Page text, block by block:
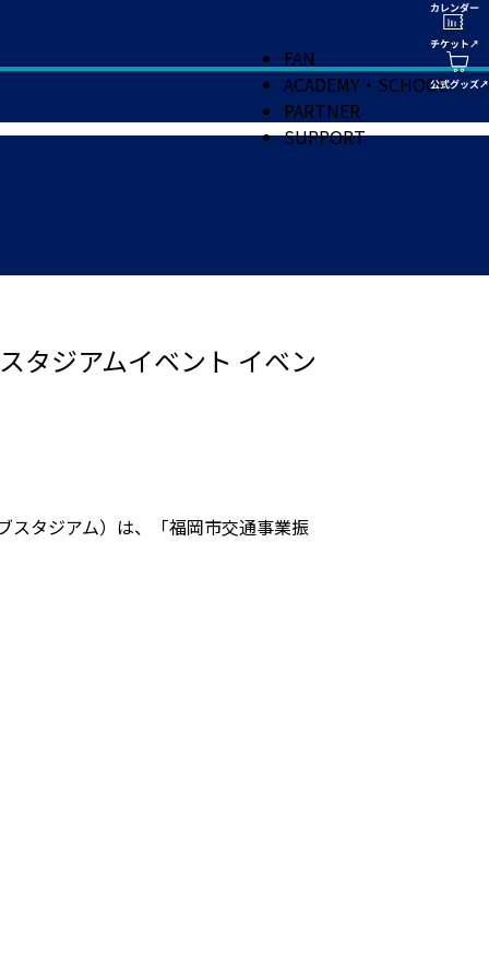
FAN
ACADEMY・SCHOOL
PARTNER
SUPPORT
タジアムイベント イベン
スタジアム）は、「福岡市交通事業振